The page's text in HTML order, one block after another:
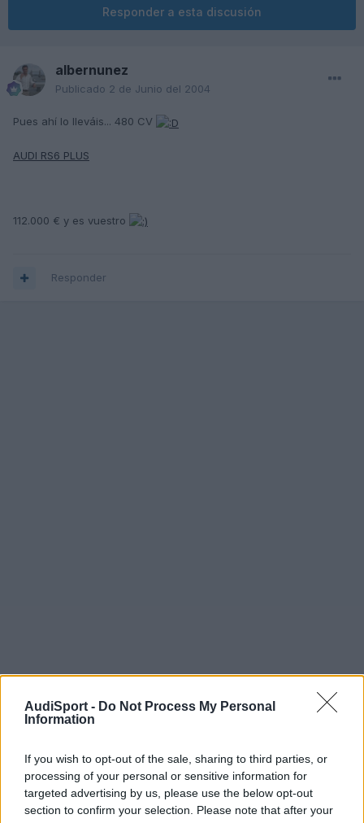
AudiSport - Do Not Process My Personal
Information
If you wish to opt-out of the sale, sharing to third parties, or
processing of your personal or sensitive information for
targeted advertising by us, please use the below opt-out
section to confirm your selection. Please note that after your
Responder a esta discusión
albernunez
Publicado 2 de Junio del 2004
Pues ahí lo lleváis... 480 CV
AUDI RS6 PLUS
112.000 € y es vuestro
Responder
Climber
"Repe"!! estaba hace tiempo en el foro RS
Aunque siempre es bueno recordar estos "juguetes", quizás
alguien se anime